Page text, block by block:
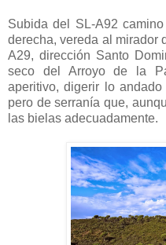
Subida del SL-A92
derecha, vereda al mirador
A29, dirección Santo
seco del Arroyo de la
aperitivo, digerir lo
pero de serranía que,
las bielas adecuadamente.